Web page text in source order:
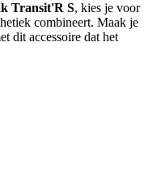
Transit'R S, kies je voor
combineert. Maak je
dit accessoire dat het